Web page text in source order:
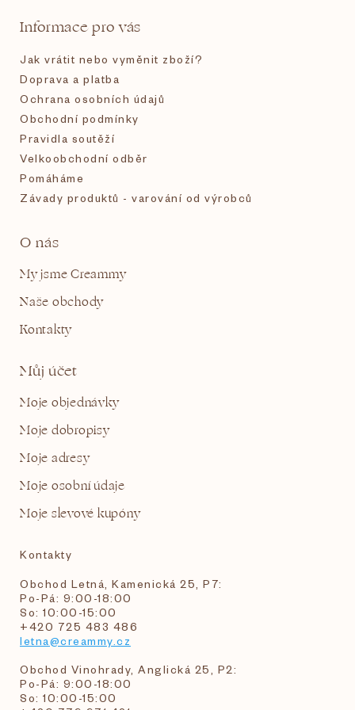
Informace pro vás
Jak vrátit nebo vyměnit zboží?
Doprava a platba
Ochrana osobních údajů
Obchodní podmínky
Pravidla soutěží
Velkoobchodní odběr
Pomáháme
Závady produktů - varování od výrobců
O nás
My jsme Creammy
Naše obchody
Kontakty
Můj účet
Moje objednávky
Moje dobropisy
Moje adresy
Moje osobní údaje
Moje slevové kupóny
Kontakty
Obchod Letná, Kamenická 25, P7:
Po-Pá: 9:00-18:00
So: 10:00-15:00
+420 725 483 486
letna@creammy.cz
Obchod Vinohrady, Anglická 25, P2:
Po-Pá: 9:00-18:00
So: 10:00-15:00